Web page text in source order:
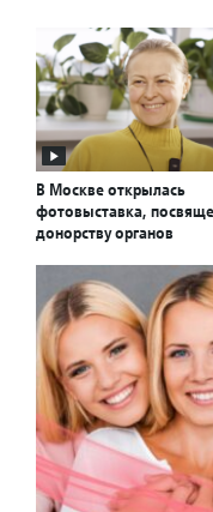
В Москве открылась
фотовыставка,
донорству органов